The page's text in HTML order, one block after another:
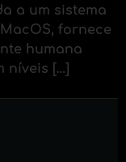
a um sistema
fornece
humana
níveis […]